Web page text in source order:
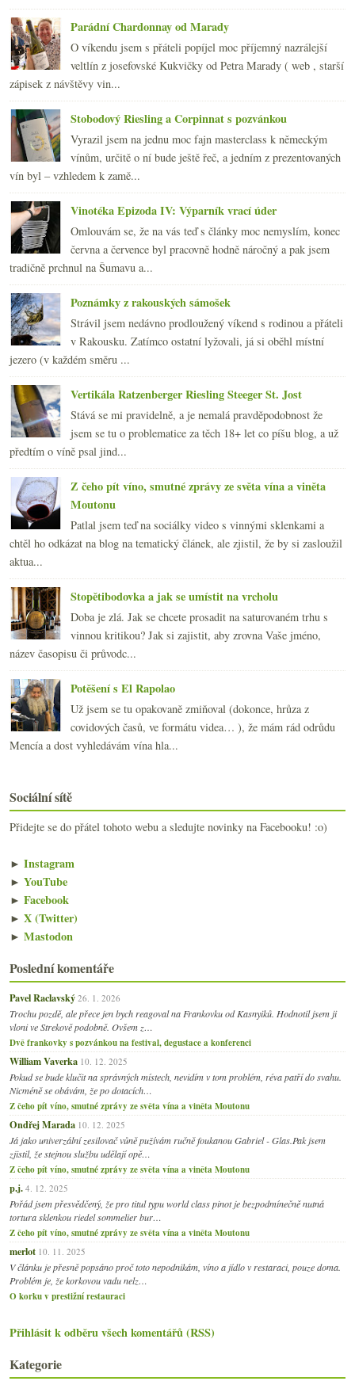
Parádní Chardonnay od Marady
O víkendu jsem s přáteli popíjel moc příjemný nazrálejší
veltlín z josefovské Kukvičky od Petra Marady ( web , starší
zápisek z návštěvy vin...
Stobodový Riesling a Corpinnat s pozvánkou
Vyrazil jsem na jednu moc fajn masterclass k německým
vínům, určitě o ní bude ještě řeč, a jedním z prezentovaných
vín byl – vzhledem k zamě...
Vinotéka Epizoda IV: Výparník vrací úder
Omlouvám se, že na vás teď s články moc nemyslím, konec
června a července byl pracovně hodně náročný a pak jsem
tradičně prchnul na Šumavu a...
Poznámky z rakouských sámošek
Strávil jsem nedávno prodloužený víkend s rodinou a přáteli
v Rakousku. Zatímco ostatní lyžovali, já si oběhl místní
jezero (v každém směru ...
Vertikála Ratzenberger Riesling Steeger St. Jost
Stává se mi pravidelně, a je nemalá pravděpodobnost že
jsem se tu o problematice za těch 18+ let co píšu blog, a už
předtím o víně psal jind...
Z čeho pít víno, smutné zprávy ze světa vína a viněta
Moutonu
Patlal jsem teď na sociálky video s vinnými sklenkami a
chtěl ho odkázat na blog na tematický článek, ale zjistil, že by si zasloužil
aktua...
Stopětibodovka a jak se umístit na vrcholu
Doba je zlá. Jak se chcete prosadit na saturovaném trhu s
vinnou kritikou? Jak si zajistit, aby zrovna Vaše jméno,
název časopisu či průvodc...
Potěšení s El Rapolao
Už jsem se tu opakovaně zmiňoval (dokonce, hrůza z
covidových časů, ve formátu videa… ), že mám rád odrůdu
Mencía a dost vyhledávám vína hla...
Sociální sítě
Přidejte se do přátel tohoto webu a sledujte novinky na Facebooku! :o)
► Instagram
► YouTube
► Facebook
► X (Twitter)
► Mastodon
Poslední komentáře
Pavel Raclavský 26. 1. 2026
Trochu pozdě, ale přece jen bych reagoval na Frankovku od Kasnyiků. Hodnotil jsem ji
vloni ve Strekově podobně. Ovšem z…
Dvě frankovky s pozvánkou na festival, degustace a konferenci
William Vaverka 10. 12. 2025
Pokud se bude klučit na správných místech, nevidím v tom problém, réva patří do svahu.
Nicméně se obávám, že po dotacích…
Z čeho pít víno, smutné zprávy ze světa vína a viněta Moutonu
Ondřej Marada 10. 12. 2025
Já jako univerzální zesilovač vůně pužívám ručně foukanou Gabriel - Glas.Pak jsem
zjistil, že stejnou službu udělají opě…
Z čeho pít víno, smutné zprávy ze světa vína a viněta Moutonu
p.j. 4. 12. 2025
Pořád jsem přesvědčený, že pro titul typu world class pinot je bezpodmínečně nutná
tortura sklenkou riedel sommelier bur…
Z čeho pít víno, smutné zprávy ze světa vína a viněta Moutonu
merlot 10. 11. 2025
V článku je přesně popsáno proč toto nepodnikám, víno a jídlo v restaraci, pouze doma.
Problém je, že korkovou vadu nelz…
O korku v prestižní restauraci
Přihlásit k odběru všech komentářů (RSS)
Kategorie